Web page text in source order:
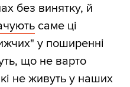
без винятку, й
саме ці
у поширенні
що не варто
не живуть у наших